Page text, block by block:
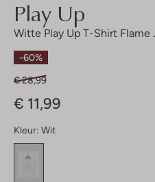
Play Up
Witte Play Up T-Shirt Flame
-60%
€ 28,99
€ 11,99
Kleur: Wit